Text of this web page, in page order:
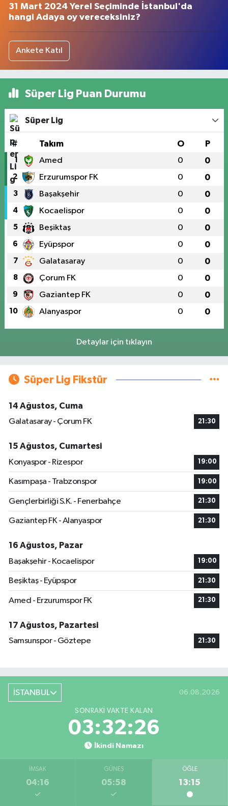
31 Mart 2024 Yerel Seçiminde İstanbul'da
hangi Adaya oy vereceksiniz?
Ankete Katıl
Süper Lig Puan Durumu
Süper Lig
# Takım O P
1 Amed 0 0
2 Erzurumspor FK 0 0
3 Başakşehir 0 0
4 Kocaelispor 0 0
5 Beşiktaş 0 0
6 Eyüpspor 0 0
7 Galatasaray 0 0
8 Çorum FK 0 0
9 Gaziantep FK 0 0
10 Alanyaspor 0 0
Detaylar için tıklayın
Süper Lig Fikstür
14 Ağustos, Cuma
Galatasaray - Çorum FK
21:30
15 Ağustos, Cumartesi
Konyaspor - Rizespor
19:00
Kasımpaşa - Trabzonspor 19:00
Gençlerbirliği S.K. - Fenerbahçe 21:30
Gaziantep FK - Alanyaspor 21:30
16 Ağustos, Pazar
Başakşehir - Kocaelispor
19:00
Beşiktaş - Eyüpspor 21:30
Amed - Erzurumspor FK 21:30
17 Ağustos, Pazartesi
Samsunspor - Göztepe
21:30
İSTANBUL 06.08.2026
SONRAKI VAKTE KALAN
03:32:26
İkindi Namazı
İMSAK
04:16
GÜNEŞ
05:58
ÖĞLE
13:15